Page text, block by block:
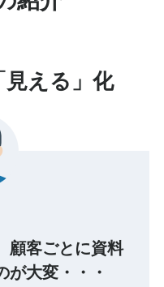
見える」化
顧客ごとに資料
が大変・・・